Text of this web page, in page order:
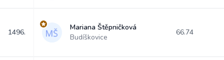
1496.
Mariana Štěpničková
Budíškovice
66.74